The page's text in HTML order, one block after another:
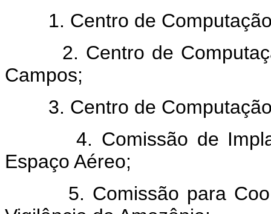
1. Centro de Computação
2. Centro de
Campos;
3. Centro de Computação
4. Comissão de
Espaço Aéreo;
5. Comissão para